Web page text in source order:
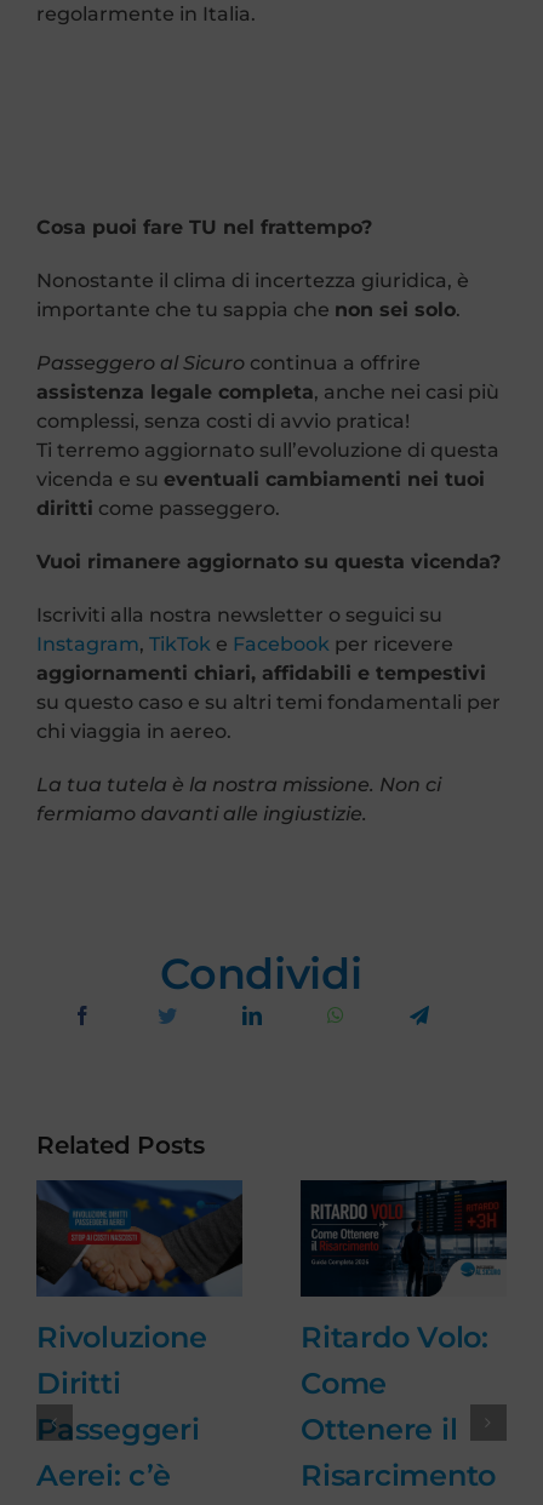
regolarmente in Italia.
Cosa puoi fare TU nel frattempo?
Nonostante il clima di incertezza giuridica, è
importante che tu sappia che non sei solo.
Passeggero al Sicurocontinua a offrire
assistenza legale completa, anche nei casi più
complessi, senza costi di avvio pratica!
Ti terremo aggiornato sull’evoluzione di questa
vicenda e su eventuali cambiamenti nei tuoi
diritti come passeggero.
Vuoi rimanere aggiornato su questa vicenda?
Iscriviti alla nostra newsletter o seguici su
Instagram, TikToke Facebookper ricevere
aggiornamenti chiari, affidabili e tempestivi
su questo caso e su altri temi fondamentali per
chi viaggia in aereo.
La tua tutela è la nostra missione. Non ci
fermiamo davanti alle ingiustizie.
Condividi
Related Posts
Rivoluzione
Diritti
Passeggeri
Aerei: c’è
Ritardo Volo:
Come
Ottenere il
Risarcimento